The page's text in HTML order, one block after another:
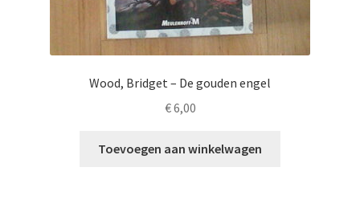
Wood, Bridget – De gouden engel
€6,00
Toevoegen aan winkelwagen